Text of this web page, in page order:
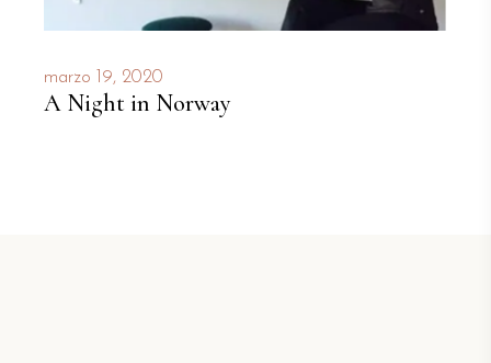
marzo 19, 2020
A Night in Norway